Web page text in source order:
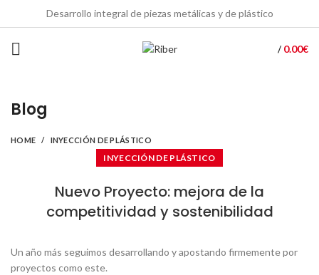
Desarrollo integral de piezas metálicas y de plástico
/ 0.00€
Blog
HOME INYECCIÓN DE PLÁSTICO
INYECCIÓN DE PLÁSTICO
Nuevo Proyecto: mejora de la
competitividad y sostenibilidad
Un año más seguimos desarrollando y apostando firmemente por
proyectos como este.